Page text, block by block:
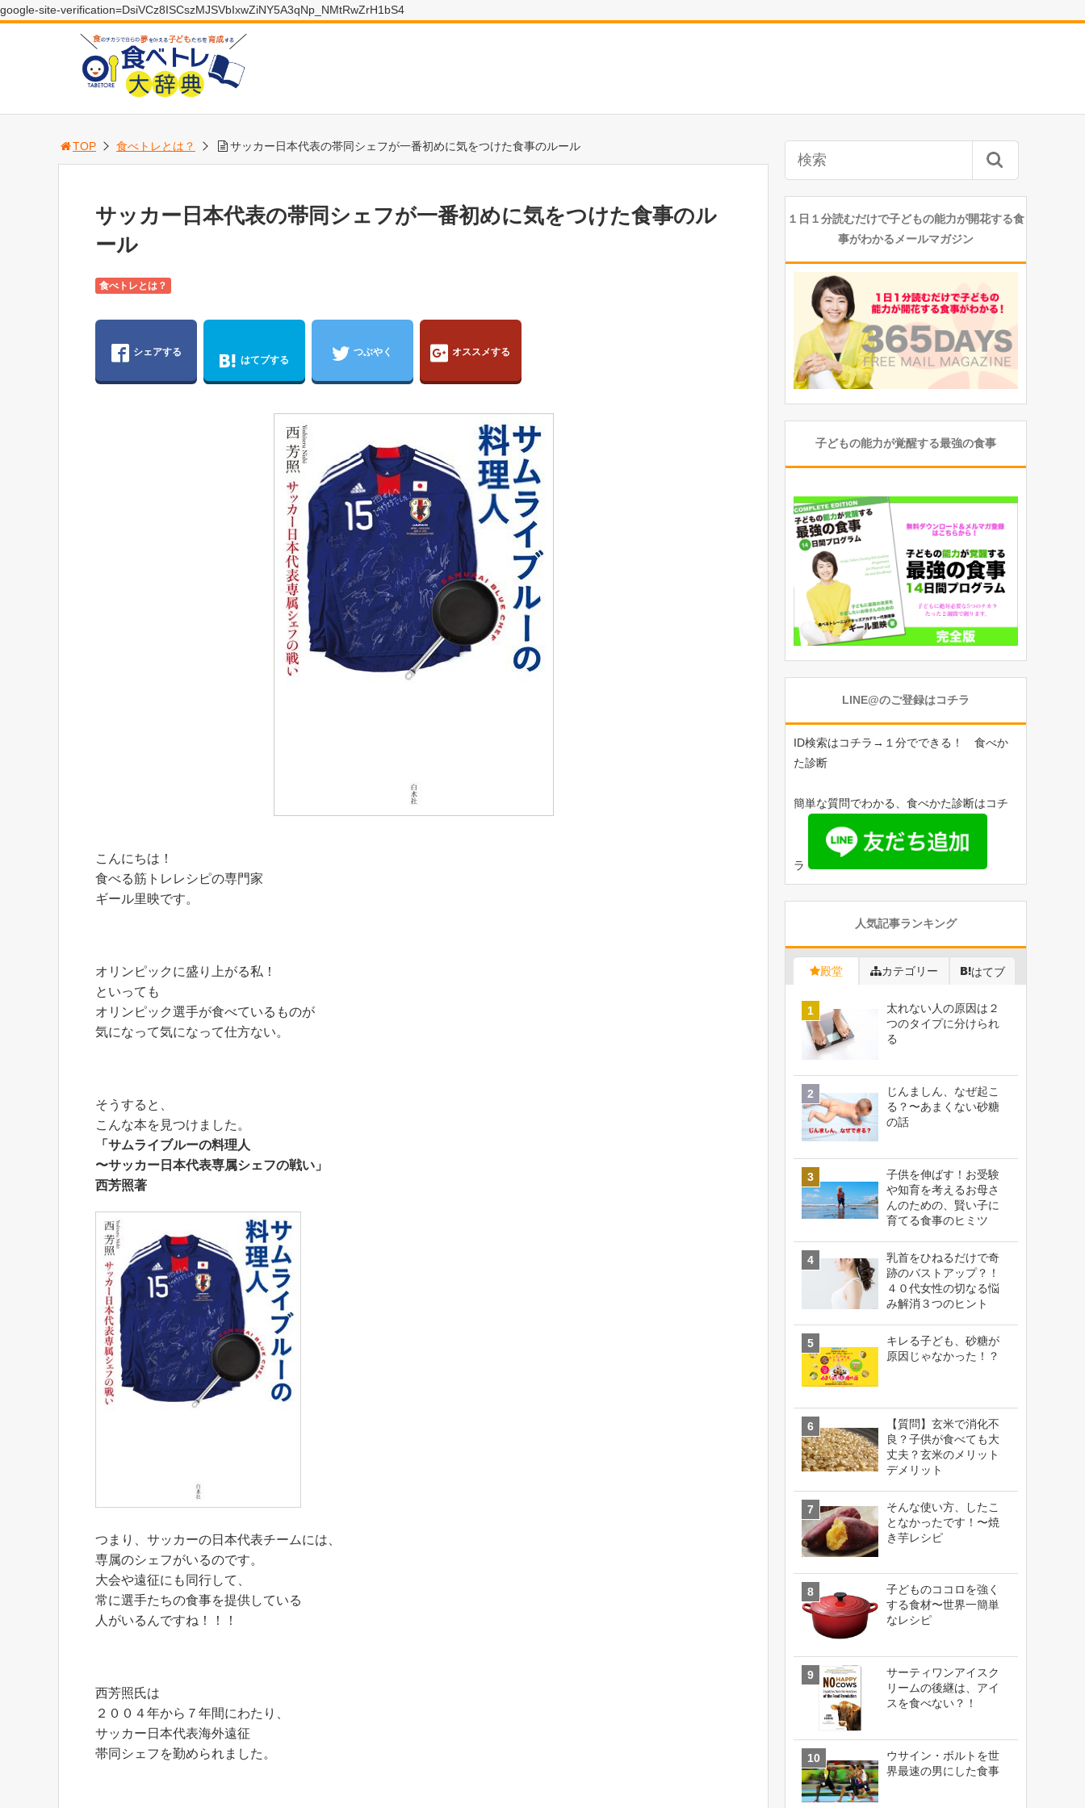
google-site-verification=DsiVCz8ISCszMJSVbIxwZiNY5A3qNp_NMtRwZrH1bS4
TOP 食べトレとは？ サッカー日本代表の帯同シェフが一番初めに気をつけた食事のルール
サッカー日本代表の帯同シェフが一番初めに気をつけた食事のル
ール
食べトレとは？
シェアする
はてブする
つぶやく オススメする
こんにちは！
食べる筋トレレシピの専門家
ギール里映です。
オリンピックに盛り上がる私！
といっても
オリンピック選手が食べているものが
気になって気になって仕方ない。
そうすると、
こんな本を見つけました。
「サムライブルーの料理人
〜サッカー日本代表専属シェフの戦い」
西芳照著
つまり、サッカーの日本代表チームには、
専属のシェフがいるのです。
大会や遠征にも同行して、
常に選手たちの食事を提供している
人がいるんですね！！！
西芳照氏は
２００４年から７年間にわたり、
サッカー日本代表海外遠征
帯同シェフを勤められました。
１日１分読むだけで子どもの能力が開花する食
事がわかるメールマガジン
子どもの能力が覚醒する最強の食事
LINE@のご登録はコチラ
ID検索はコチラ→１分でできる！ 食べか
た診断
簡単な質問でわかる、食べかた診断はコチ
ラ
人気記事ランキング
殿堂 カテゴリー はてブ
太れない人の原因は２
つのタイプに分けられ
る
じんましん、なぜ起こ
る？〜あまくない砂糖
の話
子供を伸ばす！お受験
や知育を考えるお母さ
んのための、賢い子に
育てる食事のヒミツ
乳首をひねるだけで奇
跡のバストアップ？！
４０代女性の切なる悩
み解消３つのヒント
キレる子ども、砂糖が
原因じゃなかった！？
【質問】玄米で消化不
良？子供が食べても大
丈夫？玄米のメリット
デメリット
そんな使い方、したこ
となかったです！〜焼
き芋レシピ
子どものココロを強く
する食材〜世界一簡単
なレシピ
サーティワンアイスク
リームの後継は、アイ
スを食べない？！
ウサイン・ボルトを世
界最速の男にした食事